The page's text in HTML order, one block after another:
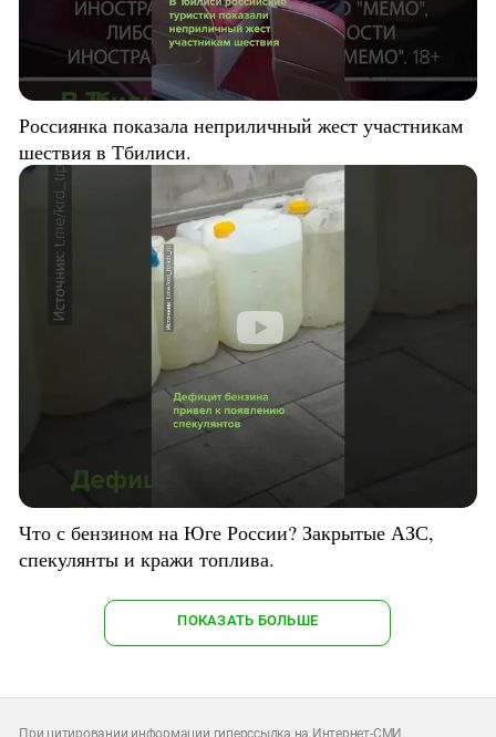
Россиянка показала неприличный жест участникам
шествия в Тбилиси.
Что с бензином на Юге России? Закрытые АЗС,
спекулянты и кражи топлива.
ПОКАЗАТЬ БОЛЬШЕ
При цитировании информации гиперссылка на Интернет-СМИ